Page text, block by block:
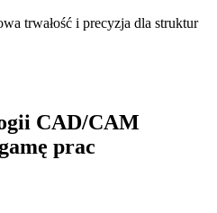
trwałość i precyzja dla struktur
CAD/CAM
prac